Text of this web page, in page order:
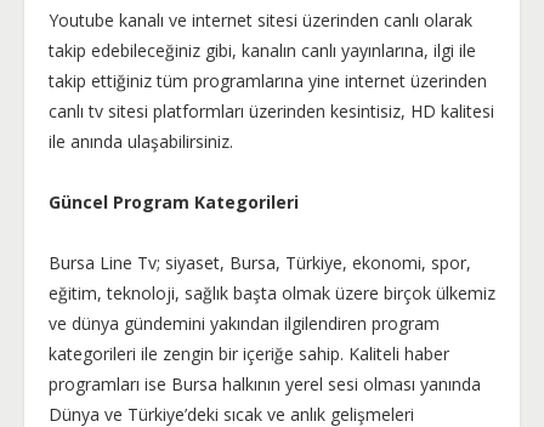
Youtube kanalı ve internet sitesi üzerinden canlı olarak
takip edebileceğiniz gibi, kanalın canlı yayınlarına, ilgi ile
takip ettiğiniz tüm programlarına yine internet üzerinden
canlı tv sitesi platformları üzerinden kesintisiz, HD kalitesi
ile anında ulaşabilirsiniz.
Güncel Program Kategorileri
Bursa Line Tv; siyaset, Bursa, Türkiye, ekonomi, spor,
eğitim, teknoloji, sağlık başta olmak üzere birçok ülkemiz
ve dünya gündemini yakından ilgilendiren program
kategorileri ile zengin bir içeriğe sahip. Kaliteli haber
programları ise Bursa halkının yerel sesi olması yanında
Dünya ve Türkiye’deki sıcak ve anlık gelişmeleri